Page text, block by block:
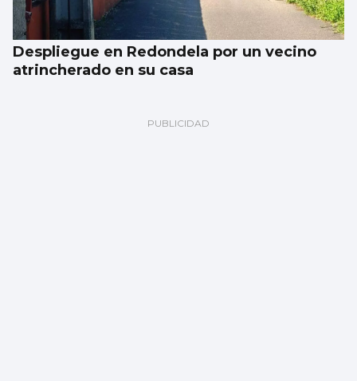
Despliegue en Redondela por un vecino
atrincherado en su casa